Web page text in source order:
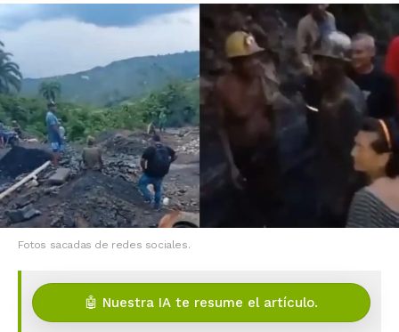
Fotos sacadas de redes sociales.
🤖 Nuestra IA te resume el artículo.